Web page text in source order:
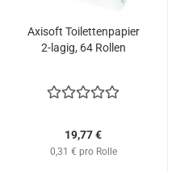
Axisoft Toilettenpapier
2-lagig, 64 Rollen
19,77 €
0,31 € pro Rolle